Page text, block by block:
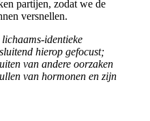
partijen, zodat we de
versnellen.
identieke
hierop gefocust;
van andere oorzaken
van hormonen en zijn